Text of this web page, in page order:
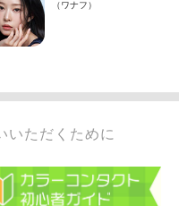
いただくために